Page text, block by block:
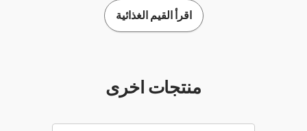
اقرأ القيم الغذائية
منتجات اخرى